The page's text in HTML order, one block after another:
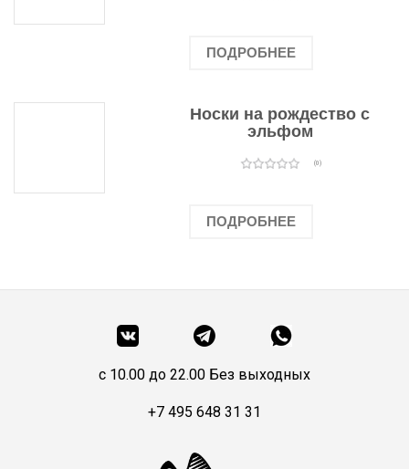
ПОДРОБНЕЕ
Носки на рождество с
эльфом
(0)
ПОДРОБНЕЕ
c 10.00 до 22.00 Без выходных
+7 495 648 31 31